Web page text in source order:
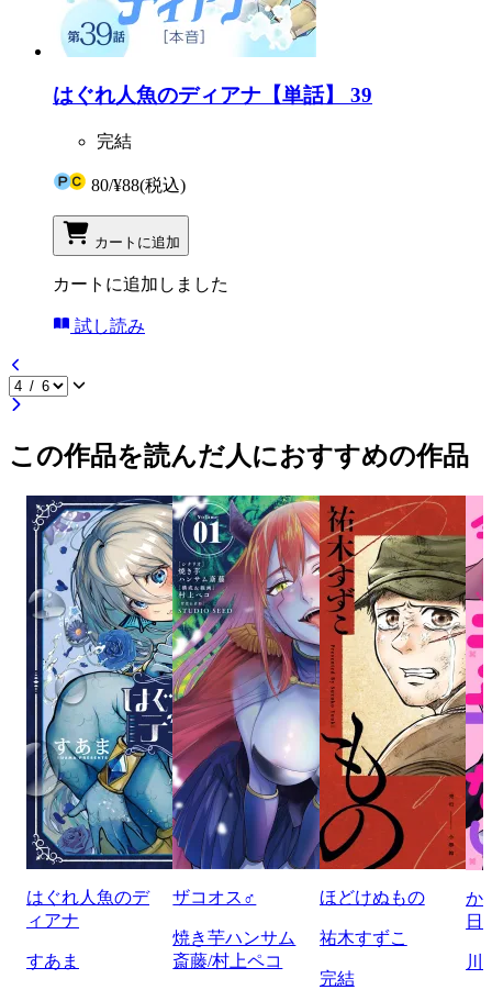
はぐれ人魚のディアナ【単話】 39
完結
80/¥88(税込)
カートに追加
カートに追加しました
試し読み
この作品を読んだ人におすすめの作品
はぐれ人魚のデ
ィアナ
すあま
ザコオス♂
焼き芋ハンサム
斎藤/村上ペコ
ほどけぬもの
祐木すずこ
完結
か
日
川